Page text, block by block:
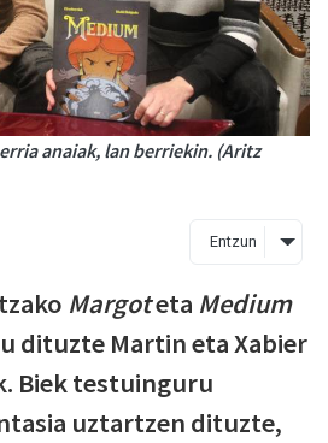
anaiak, lan berriekin. (Aritz
Entzun
Margoteta Medium
dituzte Martin eta Xabier
Biek testuinguru
uztartzen dituzte,